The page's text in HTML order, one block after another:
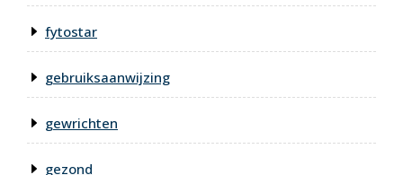
fytostar
gebruiksaanwijzing
gewrichten
gezond